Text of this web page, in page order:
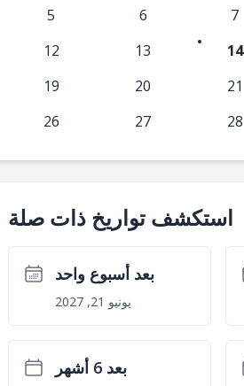
5
6 7
12
13 14
19
20 21
26
27 28
استكشف تواريخ ذات صلة
بعد أسبوع واحد
يونيو 21, 2027
بعد 6 أشهر